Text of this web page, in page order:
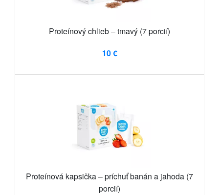
Proteínový chlieb – tmavý (7 porcií)
10 €
Proteínová kapsička – príchuť banán a jahoda (7
porcií)